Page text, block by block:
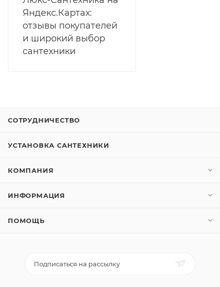
Яндекс.Картах:
отзывы покупателей
и широкий выбор
сантехники
СОТРУДНИЧЕСТВО
УСТАНОВКА САНТЕХНИКИ
КОМПАНИЯ
ИНФОРМАЦИЯ
ПОМОЩЬ
Подписаться на рассылку